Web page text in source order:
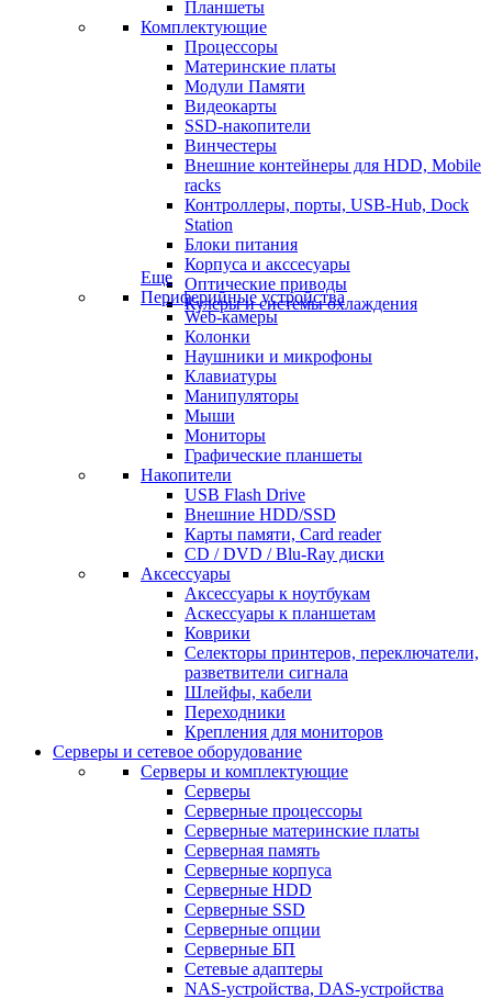
Планшеты
Комплектующие
Процессоры
Материнские платы
Модули Памяти
Видеокарты
SSD-накопители
Винчестеры
Внешние контейнеры для HDD, Mobile
racks
Контроллеры, порты, USB-Hub, Dock
Station
Блоки питания
Корпуса и акссесуары
Оптические приводы
Кулеры и системы охлаждения
Еще
Периферийные устройства
Web-камеры
Колонки
Наушники и микрофоны
Клавиатуры
Манипуляторы
Мыши
Мониторы
Графические планшеты
Накопители
USB Flash Drive
Внешние HDD/SSD
Карты памяти, Card reader
CD / DVD / Blu-Ray диски
Аксессуары
Аксессуары к ноутбукам
Аскессуары к планшетам
Коврики
Селекторы принтеров, переключатели,
разветвители сигнала
Шлейфы, кабели
Переходники
Крепления для мониторов
Серверы и сетевое оборудование
Серверы и комплектующие
Серверы
Серверные процессоры
Серверные материнские платы
Серверная память
Серверные корпуса
Серверные HDD
Серверные SSD
Серверные опции
Серверные БП
Сетевые адаптеры
NAS-устройства, DAS-устройства